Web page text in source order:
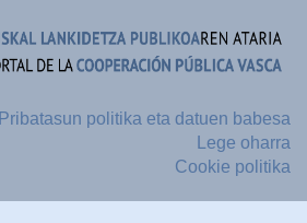
Pribatasun politika eta datuen babesa
Lege oharra
Cookie politika